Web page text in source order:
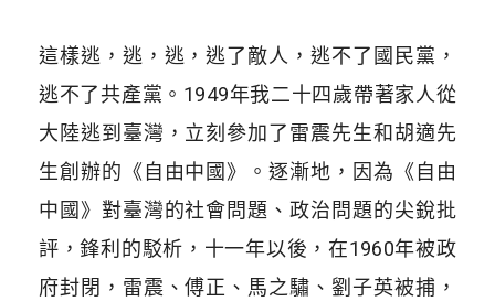
這樣逃，逃，逃，逃了敵人，逃不了國民黨，
逃不了共產黨。1949年我二十四歲帶著家人從
大陸逃到臺灣，立刻參加了雷震先生和胡適先
生創辦的《自由中國》。逐漸地，因為《自由
中國》對臺灣的社會問題、政治問題的尖銳批
評，鋒利的駁析，十一年以後，在1960年被政
府封閉，雷震、傅正、馬之驌、劉子英被捕，